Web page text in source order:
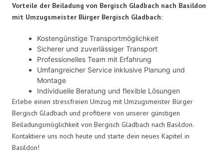
Vorteile der Beiladung von Bergisch Gladbach nach Basildon
mit Umzugsmeister Bürger Bergisch Gladbach:
Kostengünstige Transportmöglichkeit
Sicherer und zuverlässiger Transport
Professionelles Team mit Erfahrung
Umfangreicher Service inklusive Planung und
Montage
Individuelle Beratung und flexible Lösungen
Erlebe einen stressfreien Umzug mit Umzugsmeister Bürger
Bergisch Gladbach und profitiere von unserer günstigen
Beiladungsmöglichkeit von Bergisch Gladbach nach Basildon.
Kontaktiere uns noch heute und starte dein neues Kapitel in
Basildon!